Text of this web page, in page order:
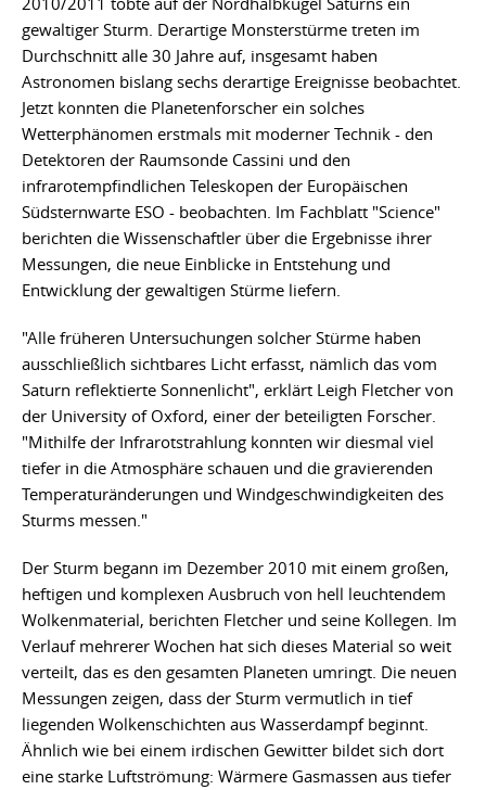
gewaltiger Sturm. Derartige Monsterstürme treten im
Durchschnitt alle 30 Jahre auf, insgesamt haben
Astronomen bislang sechs derartige Ereignisse beobachtet.
Jetzt konnten die Planetenforscher ein solches
Wetterphänomen erstmals mit moderner Technik - den
Detektoren der Raumsonde Cassini und den
infrarotempfindlichen Teleskopen der Europäischen
Südsternwarte ESO - beobachten. Im Fachblatt "Science"
berichten die Wissenschaftler über die Ergebnisse ihrer
Messungen, die neue Einblicke in Entstehung und
Entwicklung der gewaltigen Stürme liefern.
"Alle früheren Untersuchungen solcher Stürme haben
ausschließlich sichtbares Licht erfasst, nämlich das vom
Saturn reflektierte Sonnenlicht", erklärt Leigh Fletcher von
der University of Oxford, einer der beteiligten Forscher.
"Mithilfe der Infrarotstrahlung konnten wir diesmal viel
tiefer in die Atmosphäre schauen und die gravierenden
Temperaturänderungen und Windgeschwindigkeiten des
Sturms messen."
Der Sturm begann im Dezember 2010 mit einem großen,
heftigen und komplexen Ausbruch von hell leuchtendem
Wolkenmaterial, berichten Fletcher und seine Kollegen. Im
Verlauf mehrerer Wochen hat sich dieses Material so weit
verteilt, das es den gesamten Planeten umringt. Die neuen
Messungen zeigen, dass der Sturm vermutlich in tief
liegenden Wolkenschichten aus Wasserdampf beginnt.
Ähnlich wie bei einem irdischen Gewitter bildet sich dort
eine starke Luftströmung: Wärmere Gasmassen aus tiefer